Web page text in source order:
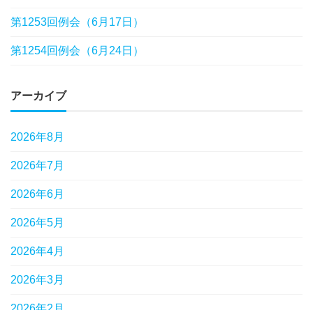
第1253回例会（6月17日）
第1254回例会（6月24日）
アーカイブ
2026年8月
2026年7月
2026年6月
2026年5月
2026年4月
2026年3月